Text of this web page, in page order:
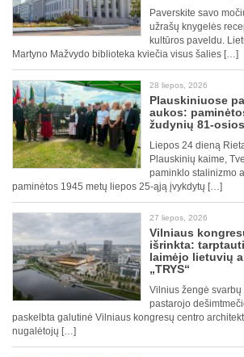
Paverskite savo
užrašų knygelės
kultūros paveldu.
Martyno Mažvydo biblioteka kviečia visus šalies […]
28 liepos, 2026
Plauskiniuose
aukos:
žudynių 81-
Liepos 24 dieną
Plauskinių kaime,
paminklo stalinizmo
paminėtos 1945 metų liepos 25-ąją įvykdytų […]
27 liepos, 2026
Vilniaus
išrinkta:
laimėjo lietuvių
„TRYS“
Vilnius žengė
pastarojo
paskelbta galutinė Vilniaus kongresų centro
nugalėtojų […]